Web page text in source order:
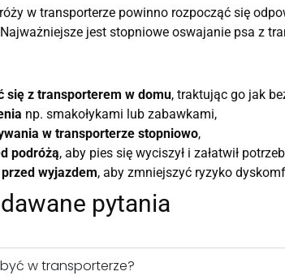
w transporterze powinno rozpocząć się
jest stopniowe oswajanie psa z
się z transporterem w domu, traktując go jak
np. smakołykami lub zabawkami,
w transporterze stopniowo,
podróżą, aby pies się wyciszył i załatwił
wyjazdem, aby zmniejszyć ryzyko
pytania
w transporterze?